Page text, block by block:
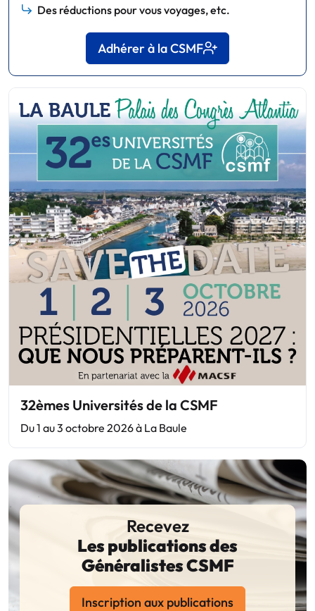
Des réductions pour vous voyages, etc.
Adhérer à la CSMF
32èmes Universités de la CSMF
Du 1 au 3 octobre 2026 à La Baule
Recevez
Les publications des
Généralistes CSMF
Inscription aux publications